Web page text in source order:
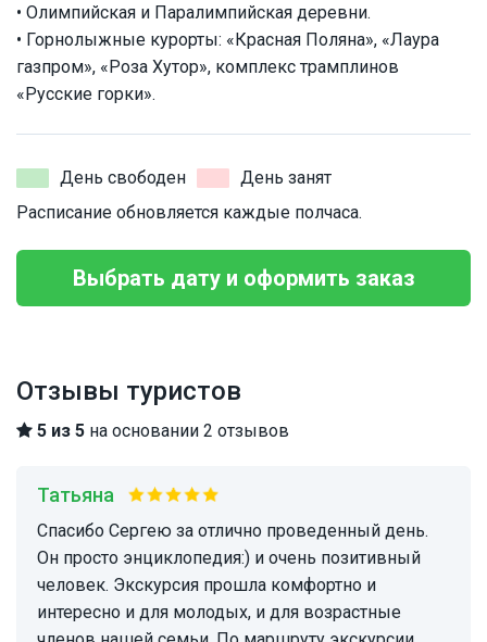
• Олимпийская и Паралимпийская деревни.
• Горнолыжные курорты: «Красная Поляна», «Лаура
газпром», «Роза Хутор», комплекс трамплинов
«Русские горки».
День свободен
День занят
Расписание обновляется каждые полчаса.
Выбрать дату и оформить заказ
Отзывы туристов
5 из 5 на основании 2 отзывов
Татьяна
Спасибо Сергею за отлично проведенный день.
Он просто энциклопедия:) и очень позитивный
человек. Экскурсия прошла комфортно и
интересно и для молодых, и для возрастные